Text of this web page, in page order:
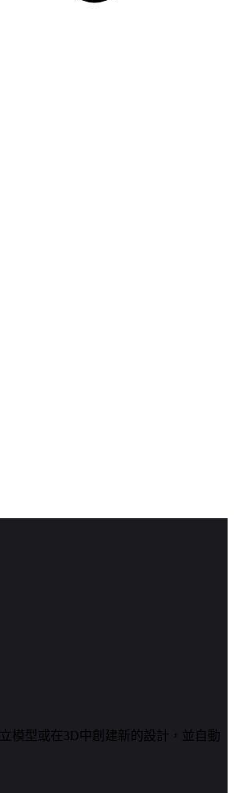
模型或在3D中創建新的設計，並自動